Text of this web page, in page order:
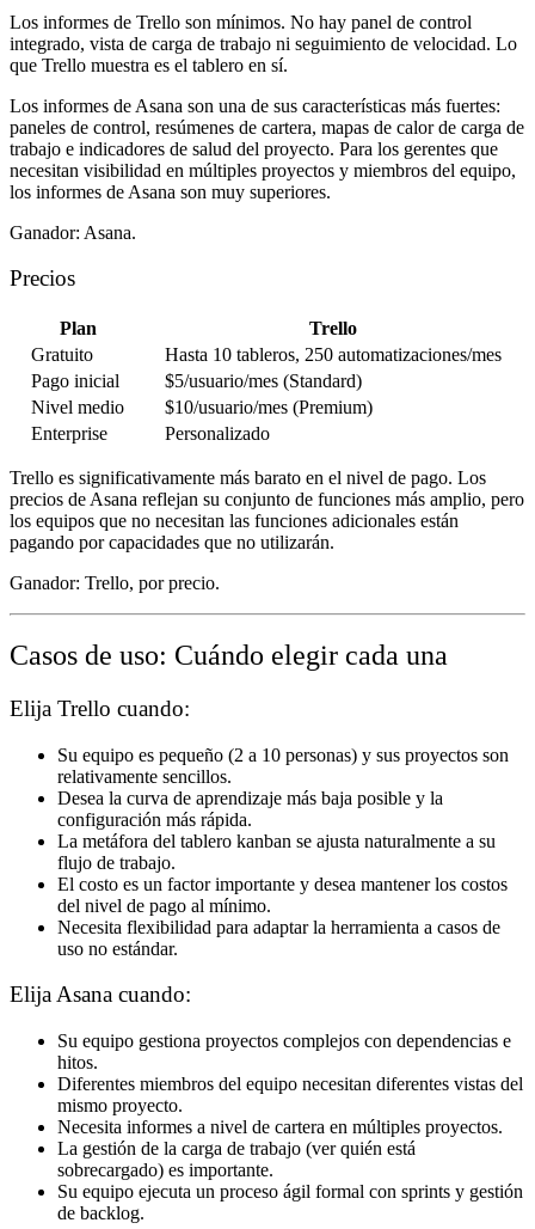
Los informes de Trello son mínimos. No hay panel de control
integrado, vista de carga de trabajo ni seguimiento de velocidad. Lo
que Trello muestra es el tablero en sí.
Los informes de Asana son una de sus características más fuertes:
paneles de control, resúmenes de cartera, mapas de calor de carga de
trabajo e indicadores de salud del proyecto. Para los gerentes que
necesitan visibilidad en múltiples proyectos y miembros del equipo,
los informes de Asana son muy superiores.
Ganador: Asana.
Precios
Plan
Trello
Gratuito
Hasta 10 tableros, 250 automatizaciones/mes
Pago inicial
$5/usuario/mes (Standard)
Nivel medio
$10/usuario/mes (Premium)
Enterprise
Personalizado
Trello es significativamente más barato en el nivel de pago. Los
precios de Asana reflejan su conjunto de funciones más amplio, pero
los equipos que no necesitan las funciones adicionales están
pagando por capacidades que no utilizarán.
Ganador: Trello, por precio.
Casos de uso: Cuándo elegir cada una
Elija Trello cuando:
Su equipo es pequeño (2 a 10 personas) y sus proyectos son
relativamente sencillos.
Desea la curva de aprendizaje más baja posible y la
configuración más rápida.
La metáfora del tablero kanban se ajusta naturalmente a su
flujo de trabajo.
El costo es un factor importante y desea mantener los costos
del nivel de pago al mínimo.
Necesita flexibilidad para adaptar la herramienta a casos de
uso no estándar.
Elija Asana cuando:
Su equipo gestiona proyectos complejos con dependencias e
hitos.
Diferentes miembros del equipo necesitan diferentes vistas del
mismo proyecto.
Necesita informes a nivel de cartera en múltiples proyectos.
La gestión de la carga de trabajo (ver quién está
sobrecargado) es importante.
Su equipo ejecuta un proceso ágil formal con sprints y gestión
de backlog.